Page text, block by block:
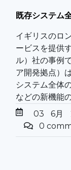
既存システム
イギリスのロ
ービスを提供
ル）社の事例
ア開発拠点）
システム全体
などの新機能
03
6月
0